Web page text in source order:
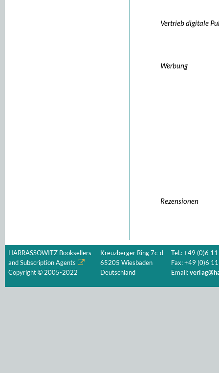
Vertrieb digitale
Werbung
Rezensionen
HARRASSOWITZ Booksellers
and Subscription Agents
Copyright © 2005-2022
Kreuzberger Ring 7c-d
65205 Wiesbaden
Deutschland
Tel.: +49 (0)6
Fax: +49 (0)6
Email: